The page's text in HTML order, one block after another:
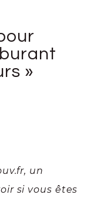
»
un
si vous êtes